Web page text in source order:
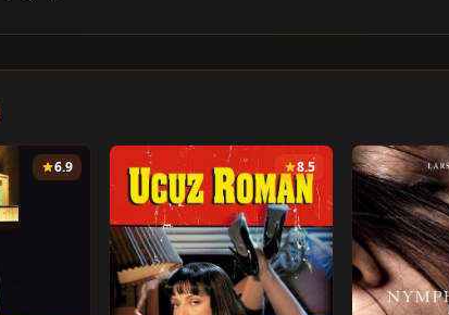
6.9 8.5